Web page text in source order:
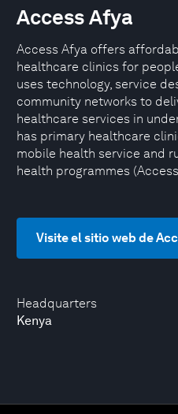
Headquarters
Kenya
Access Afya
Access Afya offers
healthcare clinics for
uses technology, service
community networks to
healthcare services in
has primary healthcare
mobile health service and
health programmes
Visite el sitio web de